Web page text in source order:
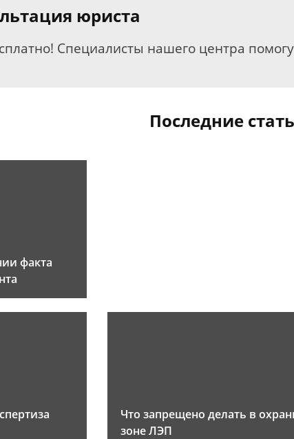
юриста
Специалисты нашего центра
Последние
факта
Что запрещено делать в
зоне ЛЭП